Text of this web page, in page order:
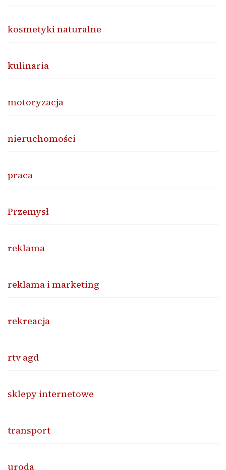
kosmetyki naturalne
kulinaria
motoryzacja
nieruchomości
praca
Przemysł
reklama
reklama i marketing
rekreacja
rtv agd
sklepy internetowe
transport
uroda